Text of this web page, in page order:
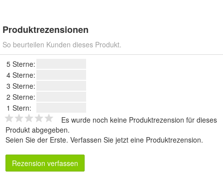
Produktrezensionen
So beurteilen Kunden dieses Produkt.
5 Sterne:
4 Sterne:
3 Sterne:
2 Sterne:
1 Stern:
Es wurde noch keine Produktrezension für dieses
Produkt abgegeben.
Seien Sie der Erste. Verfassen Sie jetzt eine Produktrezension.
Rezension verfassen